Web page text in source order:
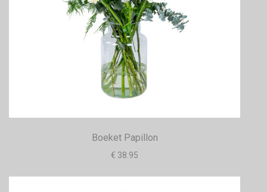
Boeket Papillon
€ 38.95